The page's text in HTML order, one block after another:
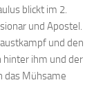
blickt im 2.
und Apostel.
und den
hinter ihm und der
das Mühsame